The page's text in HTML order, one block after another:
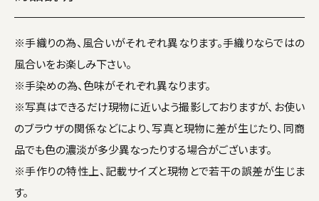
※手織りの為、風合いがそれぞれ異なります。手織りならではの
風合いをお楽しみ下さい。
※手染めの為、色味がそれぞれ異なります。
※写真はできるだけ現物に近いよう撮影しておりますが、お使い
のブラウザの関係などにより、写真と現物に差が生じたり、同商
品でも色の濃淡が多少異なったりする場合がございます。
※手作りの特性上、記載サイズと現物とで若干の誤差が生じま
す。